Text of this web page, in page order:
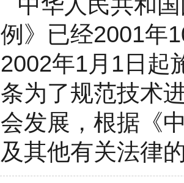
例》已经2001年
2002年1月1日起
条为了规范技术
会发展，根据《
及其他有关法律